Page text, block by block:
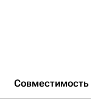
Совместимость